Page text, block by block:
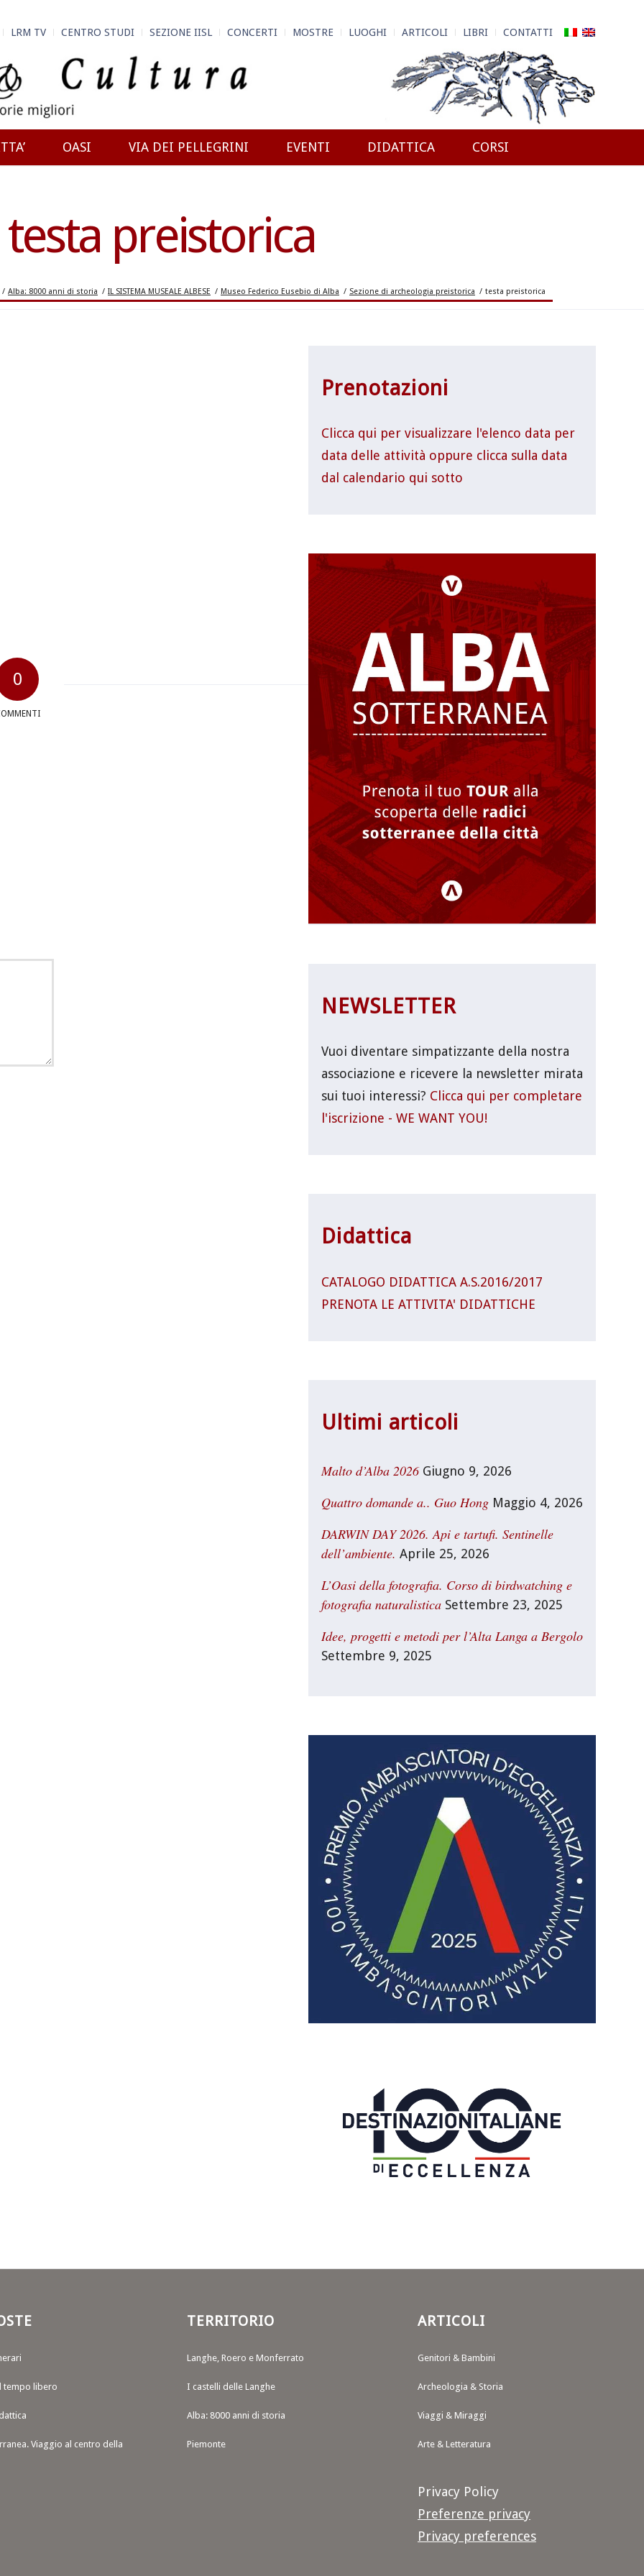
LRM TV CENTRO STUDI SEZIONE IISL CONCERTI MOSTRE LUOGHI ARTICOLI LIBRI CONTATTI
OASI VIA DEI PELLEGRINI EVENTI DIDATTICA CORSI
testa preistorica
/ Alba: 8000 anni di storia / IL SISTEMA MUSEALE ALBESE / Museo Federico Eusebio di Alba / Sezione di archeologia preistorica / testa preistorica
0
Prenotazioni
Clicca qui per visualizzare l'elenco data per
data delle attività oppure clicca sulla data
dal calendario qui sotto
NEWSLETTER
Vuoi diventare simpatizzante della nostra
associazione e ricevere la newsletter mirata
sui tuoi interessi? Clicca qui per completare
l'iscrizione - WE WANT YOU!
Didattica
CATALOGO DIDATTICA A.S.2016/2017
PRENOTA LE ATTIVITA' DIDATTICHE
Ultimi articoli
Malto d’Alba 2026 Giugno 9, 2026
Quattro domande a.. Guo Hong Maggio 4, 2026
DARWIN DAY 2026. Api e tartufi. Sentinelle
dell’ambiente. Aprile 25, 2026
L’Oasi della fotografia. Corso di birdwatching e
fotografia naturalistica Settembre 23, 2025
Idee, progetti e metodi per l’Alta Langa a Bergolo
Settembre 9, 2025
tempo libero
Viaggio al centro della
TERRITORIO
Langhe, Roero e Monferrato
I castelli delle Langhe
Alba: 8000 anni di storia
Piemonte
ARTICOLI
Genitori & Bambini
Archeologia & Storia
Viaggi & Miraggi
Arte & Letteratura
Privacy Policy
Preferenze privacy
Privacy preferences